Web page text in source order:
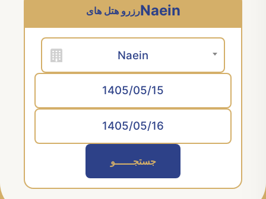
Naeinرزرو هتل های
Naein
جستجــــــو